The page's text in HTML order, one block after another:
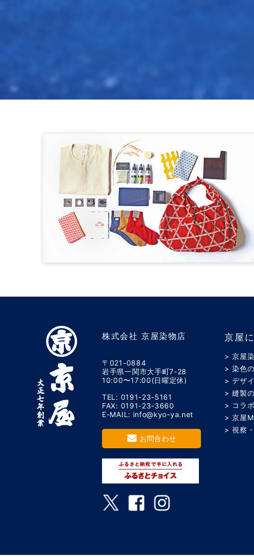
株式会社 京屋染物店
〒021-0884
岩手県一関市大手町7-28
10:00〜17:00(日曜定休)
TEL: 0191-23-5161
FAX: 0191-23-3660
E-MAIL: info@kyo-ya.net
お問合わせ
京屋
> 京屋
> 染色
> デザ
> 縫製
> コラ
> 京屋
> 視察